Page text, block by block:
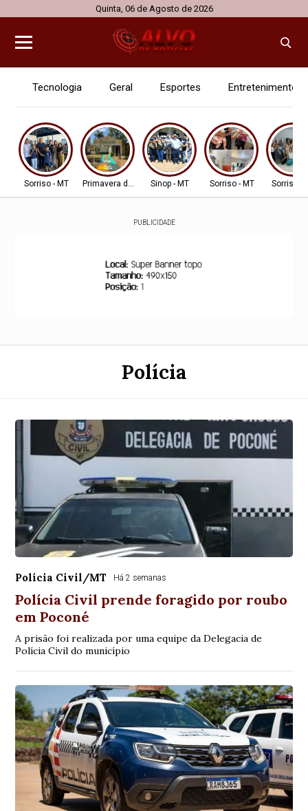
Quinta, 06 de Agosto de 2026
Tecnologia Geral Esportes Entretenimento
Sorriso - MT Primavera do LesteSinop - MT Sorriso - MT Sorriso -
PUBLICIDADE
Polícia
Polícia Civil/MT Há 2 semanas
Polícia Civil prende foragido por roubo
em Poconé
A prisão foi realizada por uma equipe da Delegacia de
Polícia Civil do município